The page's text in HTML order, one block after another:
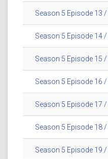
Season 5 Episode 13
Season 5 Episode 14
Season 5 Episode 15
Season 5 Episode 16
Season 5 Episode 17
Season 5 Episode 18
Season 5 Episode 19